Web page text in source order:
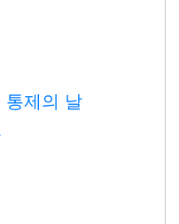
제의 날